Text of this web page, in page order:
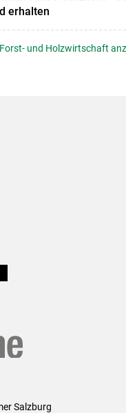
erhalten
und Holzwirtschaft
Salzburg